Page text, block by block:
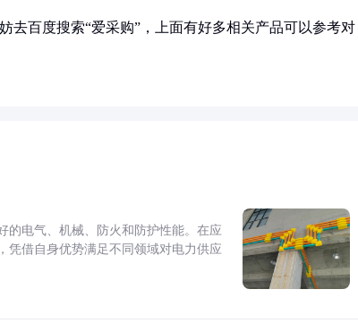
去百度搜索“爱采购”，上面有好多相关产品可以参考对
的电气、机械、防火和防护性能。在应
凭借自身优势满足不同领域对电力供应